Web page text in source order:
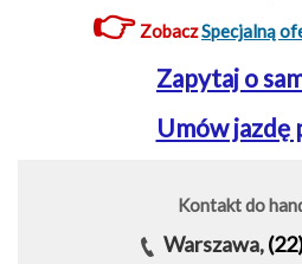
👉ZobaczSpecjalną
Zapytaj o
Umów jazdę
Kontakt do
Warszawa,